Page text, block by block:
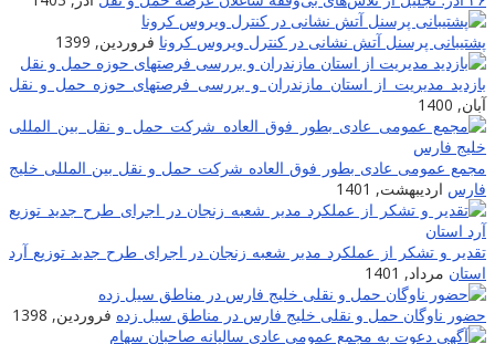
پشتیبانی پرسنل آتش نشانی در کنترل ویروس کرونا فروردین, 1399
بازدید مدیریت از استان مازندران و بررسی فرصتهای حوزه حمل و نقل
آبان, 1400
مجمع عمومی عادی بطور فوق العاده شرکت حمل و نقل بین المللی خلیج
فارس اردیبهشت, 1401
تقدیر و تشکر از عملکرد مدیر شعبه زنجان در اجرای طرح جدید توزیع آرد
استان مرداد, 1401
حضور ناوگان حمل و نقلی خلیج فارس در مناطق سیل زده فروردین, 1398